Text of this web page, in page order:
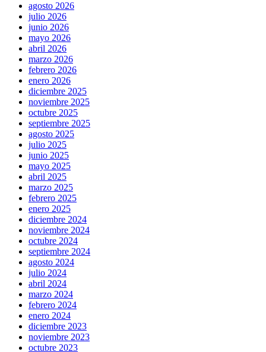
agosto 2026
julio 2026
junio 2026
mayo 2026
abril 2026
marzo 2026
febrero 2026
enero 2026
diciembre 2025
noviembre 2025
octubre 2025
septiembre 2025
agosto 2025
julio 2025
junio 2025
mayo 2025
abril 2025
marzo 2025
febrero 2025
enero 2025
diciembre 2024
noviembre 2024
octubre 2024
septiembre 2024
agosto 2024
julio 2024
abril 2024
marzo 2024
febrero 2024
enero 2024
diciembre 2023
noviembre 2023
octubre 2023